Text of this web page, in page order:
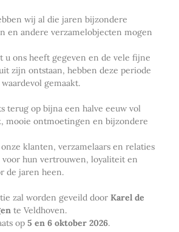
wij al die jaren bijzondere
en andere verzamelobjecten mogen
u ons heeft gegeven en de vele fijne
zijn ontstaan, hebben deze periode
gemaakt.
terug op bijna een halve eeuw vol
mooie ontmoetingen en bijzondere
klanten, verzamelaars en relaties
hun vertrouwen, loyaliteit en
de jaren heen.
zal worden geveild door Karel de
te Veldhoven.
op 5 en 6 oktober 2026.